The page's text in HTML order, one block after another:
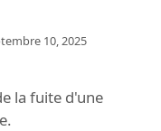
10, 2025
la fuite d'une